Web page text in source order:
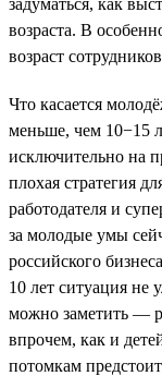
возраста. В
возраст
Что касается
меньше, чем 10−15
исключительно на
плохая стратегия
работодателя и
за молодые умы
российского
10 лет ситуация не
можно заметить —
впрочем, как и
потомкам